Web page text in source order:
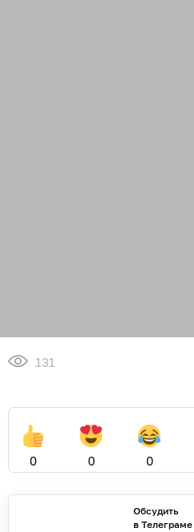
131
0 0 0
Обсудить
в Телеграме